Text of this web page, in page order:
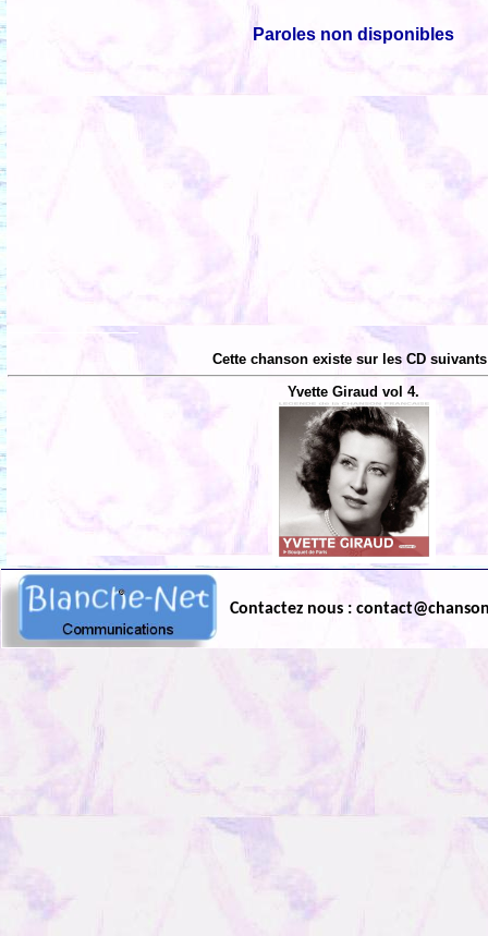
Paroles non disponibles
Cette chanson existe sur les CD
Yvette Giraud vol 4.
Contactez nous :